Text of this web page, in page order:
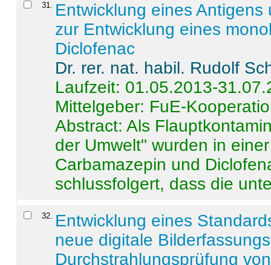
31. Entwicklung eines
zur Entwicklung eines
Diclofenac
Dr. rer. nat. habil. Rudolf
Laufzeit: 01.05.2013-
Mittelgeber: FuE-
Abstract:Als
der Umwelt" wurden in
Carbamazepin und
schlussfolgert, dass die
32. Entwicklung eines
neue digitale
Durchstrahlungsprüfung